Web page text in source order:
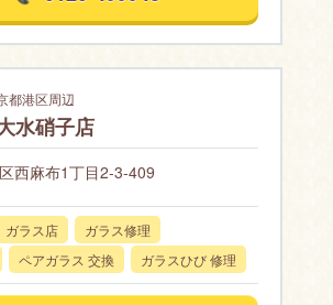
都港区周辺
水硝子店
西麻布1丁目2-3-409
ガラス店
ガラス修理
ペアガラス 交換 ガラスひび 修理